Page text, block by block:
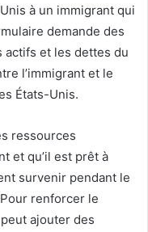
à un immigrant qui
demande des
actifs et les dettes du
l’immigrant et le
États-Unis.
ressources
et qu’il est prêt à
survenir pendant le
renforcer le
ajouter des